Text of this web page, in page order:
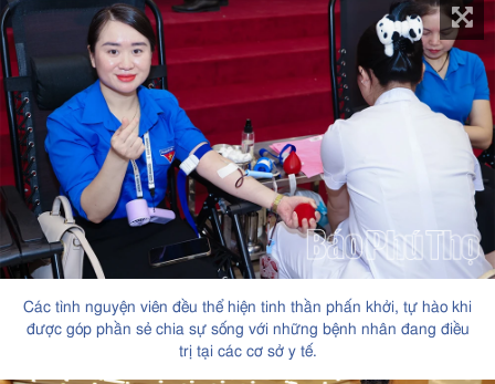
Các tình nguyện viên đều thể hiện tinh thần phấn khởi, tự hào khi
được góp phần sẻ chia sự sống với những bệnh nhân đang điều
trị tại các cơ sở y tế.